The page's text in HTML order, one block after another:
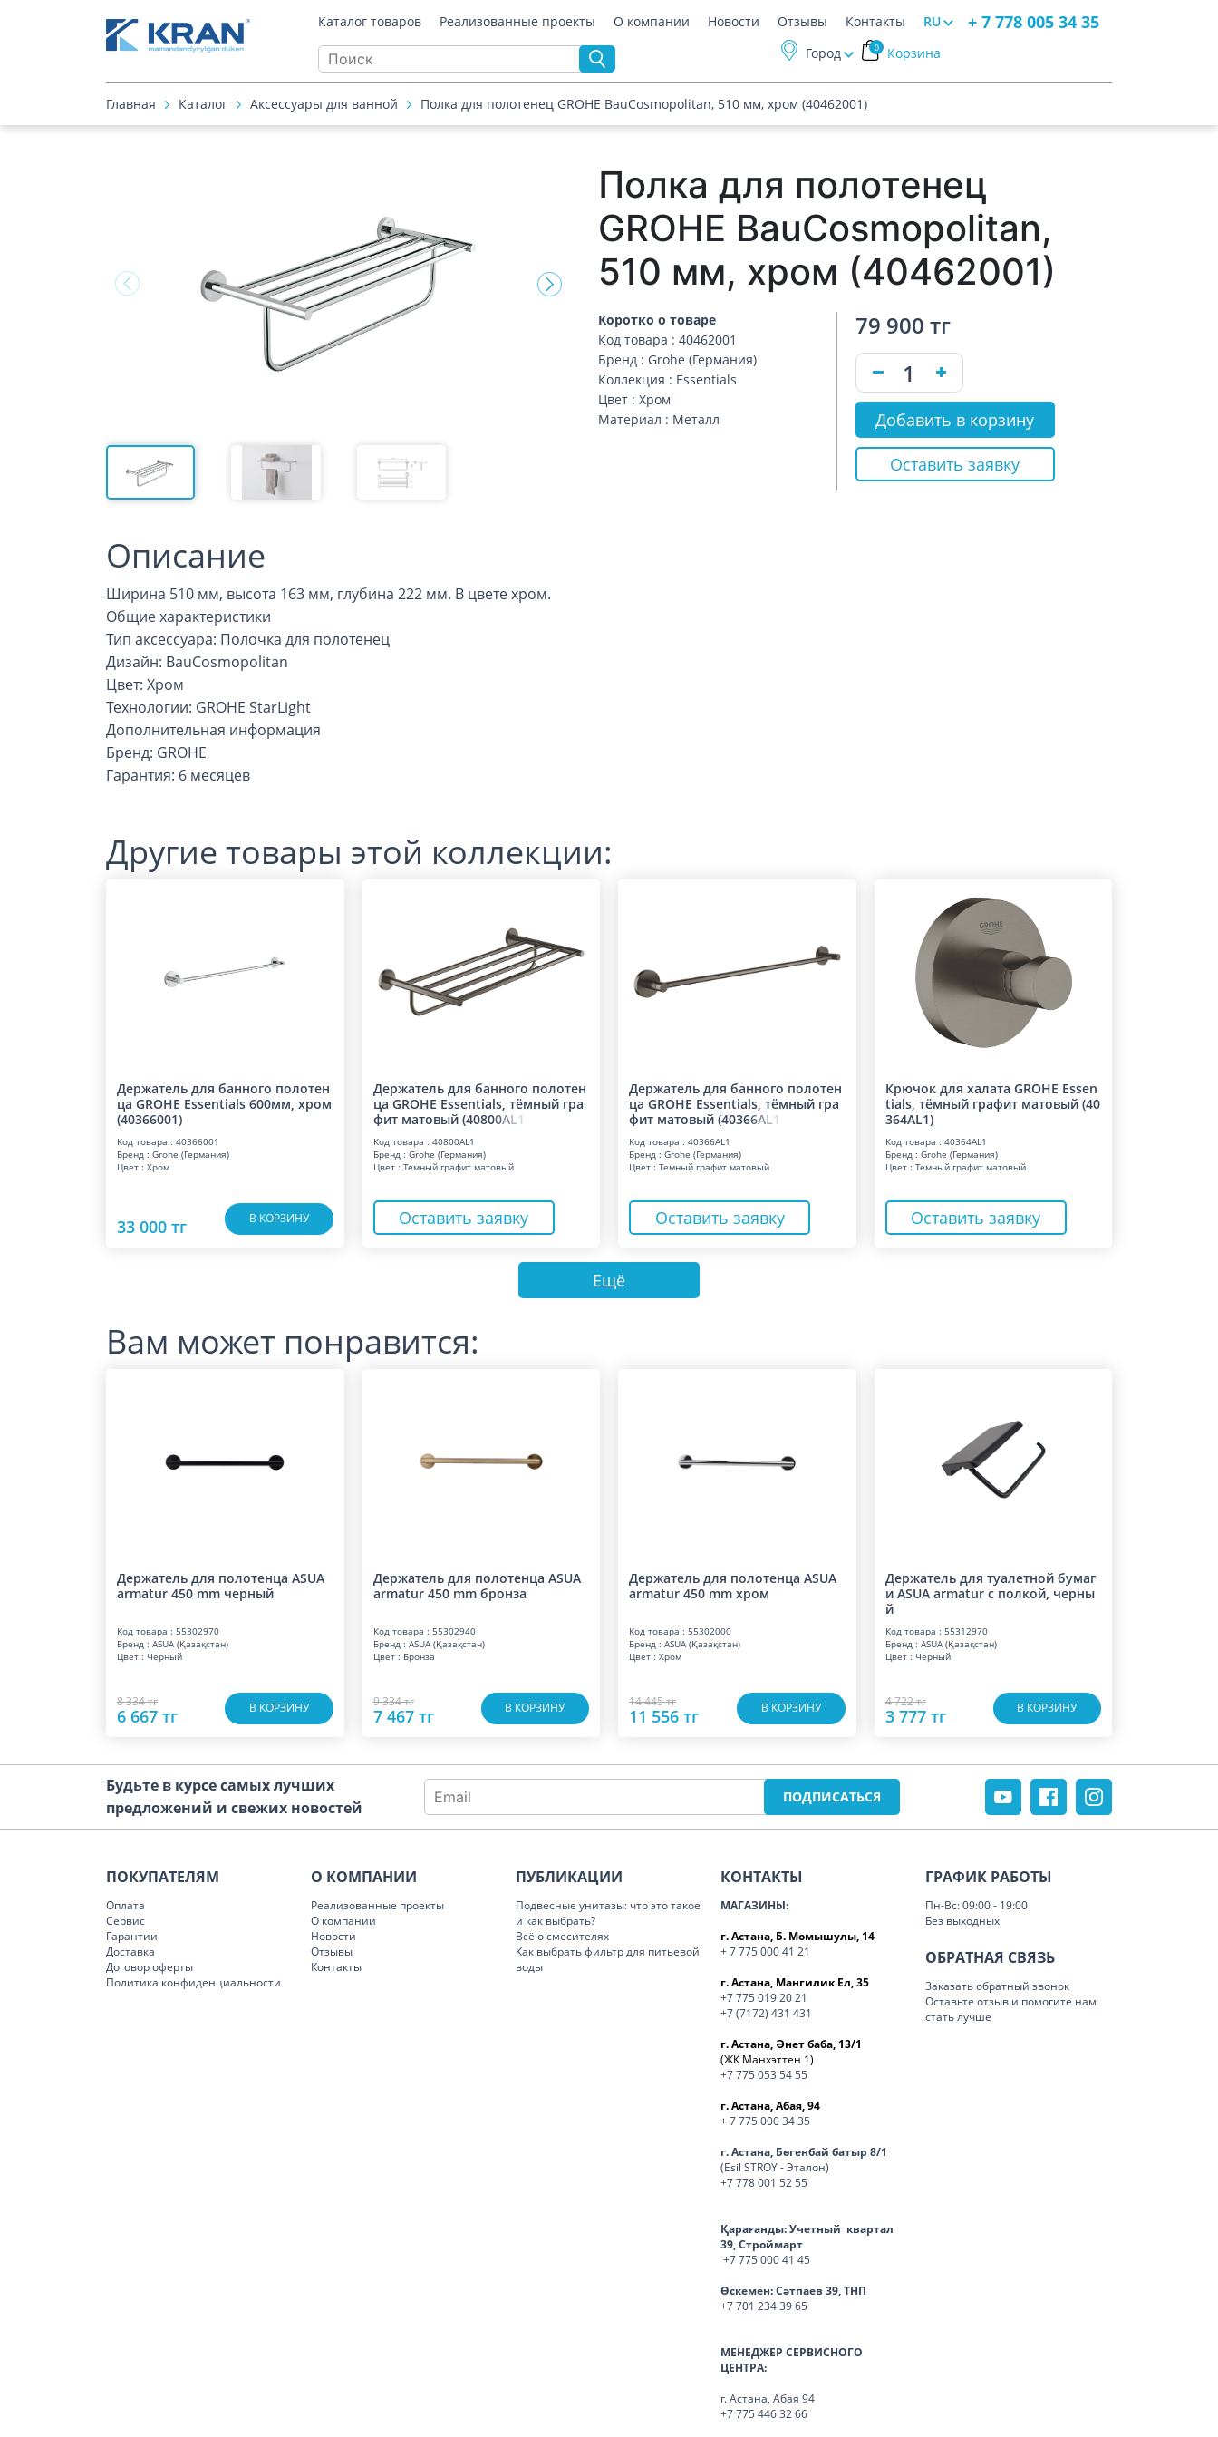
Каталог товаров Реализованные проекты О компании Новости Отзывы Контакты
RU
Город
Корзина
0
+ 7 778 005 34 35
Главная Каталог Аксессуары для ванной Полка для полотенец GROHE BauCosmopolitan, 510 мм, хром (40462001)
Полка для полотенец
GROHE BauCosmopolitan,
510 мм, хром (40462001)
Коротко о товаре
Код товара : 40462001
Бренд : Grohe (Германия)
Коллекция : Essentials
Цвет : Хром
Материал : Металл
79 900 тг
Добавить в корзину
Оставить заявку
Описание
Ширина 510 мм, высота 163 мм, глубина 222 мм. В цвете хром.
Общие характеристики
Тип аксессуара: Полочка для полотенец
Дизайн: BauCosmopolitan
Цвет: Хром
Технологии: GROHE StarLight
Дополнительная информация
Бренд: GROHE
Гарантия: 6 месяцев
Другие товары этой коллекции:
Держатель для банного полотен
ца GROHE Essentials 600мм, хром
(40366001)
Код товара : 40366001
Бренд : Grohe (Германия)
Цвет : Хром
33 000 тг В КОРЗИНУ
Держатель для банного полотен
ца GROHE Essentials, тёмный гра
фит матовый (40800AL1
Код товара : 40800AL1
Бренд : Grohe (Германия)
Цвет : Темный графит матовый
Оставить заявку
Держатель для банного полотен
ца GROHE Essentials, тёмный гра
фит матовый (40366AL1
Код товара : 40366AL1
Бренд : Grohe (Германия)
Цвет : Темный графит матовый
Оставить заявку
Крючок для халата GROHE Essen
tials, тёмный графит матовый (40
364AL1)
Код товара : 40364AL1
Бренд : Grohe (Германия)
Цвет : Темный графит матовый
Оставить заявку
Ещё
Вам может понравится:
Держатель для полотенца ASUA
armatur 450 mm черный
Код товара : 55302970
Бренд : ASUA (Қазақстан)
Цвет : Черный
8 334 тг
6 667 тг В КОРЗИНУ
Держатель для полотенца ASUA
armatur 450 mm бронза
Код товара : 55302940
Бренд : ASUA (Қазақстан)
Цвет : Бронза
9 334 тг
7 467 тг В КОРЗИНУ
Держатель для полотенца ASUA
armatur 450 mm хром
Код товара : 55302000
Бренд : ASUA (Қазақстан)
Цвет : Хром
14 445 тг
11 556 тг В КОРЗИНУ
Держатель для туалетной бумаг
и ASUA armatur с полкой, черны
й
Код товара : 55312970
Бренд : ASUA (Қазақстан)
Цвет : Черный
4 722 тг
3 777 тг В КОРЗИНУ
Будьте в курсе самых лучших
предложений и свежих новостей
ПОКУПАТЕЛЯМ
Оплата
Сервис
Гарантии
Доставка
Договор оферты
Политика конфиденциальности
О КОМПАНИИ
Реализованные проекты
О компании
Новости
Отзывы
Контакты
ПУБЛИКАЦИИ
Подвесные унитазы: что это такое
и как выбрать?
Всё о смесителях
Как выбрать фильтр для питьевой
воды
КОНТАКТЫ
МАГАЗИНЫ:
г. Астана, Б. Момышулы, 14
+ 7 775 000 41 21
г. Астана, Мангилик Ел, 35
+7 775 019 20 21
+7 (7172) 431 431
г. Астана, Әнет баба, 13/1
(ЖК Манхэттен 1)
+7 775 053 54 55
г. Астана, Абая, 94
+ 7 775 000 34 35
г. Астана, Бөгенбай батыр 8/1
(Esil STROY - Эталон)
+7 778 001 52 55
Қарағанды:Учетный квартал
39, Строймарт
+7 775 000 41 45
Өскемен:Сәтпаев 39, ТНП
+7 701 234 39 65
МЕНЕДЖЕР СЕРВИСНОГО
ЦЕНТРА:
г. Астана, Абая 94
+7 775 446 32 66
ГРАФИК РАБОТЫ
Пн-Вс: 09:00 - 19:00
Без выходных
ОБРАТНАЯ СВЯЗЬ
Заказать обратный звонок
Оставьте отзыв и помогите нам
стать лучше